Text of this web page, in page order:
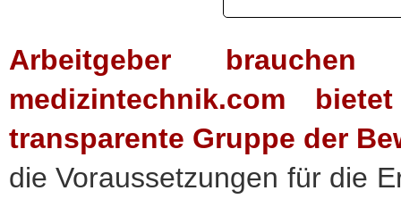
Arbeitgeber
medizintechnik.com
transparente Gruppe der
die Voraussetzungen für die